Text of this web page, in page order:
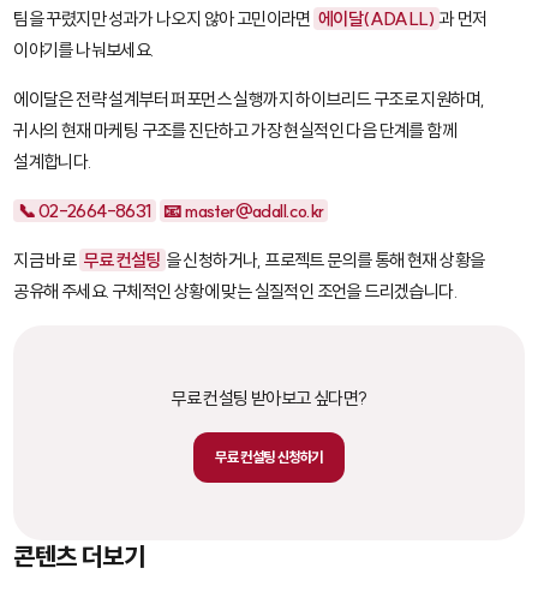
팀을 꾸렸지만 성과가 나오지 않아 고민이라면 에이달(ADALL) 과 먼저
이야기를 나눠보세요.
에이달은 전략 설계부터 퍼포먼스 실행까지 하이브리드 구조로 지원하며,
귀사의 현재 마케팅 구조를 진단하고 가장 현실적인 다음 단계를 함께
설계합니다.
📞 02-2664-8631 📧 master@adall.co.kr
지금 바로 무료 컨설팅 을 신청하거나, 프로젝트 문의를 통해 현재 상황을
공유해 주세요. 구체적인 상황에 맞는 실질적인 조언을 드리겠습니다.
무료 컨설팅 받아보고 싶다면?
무료 컨설팅 신청하기
콘텐츠 더보기